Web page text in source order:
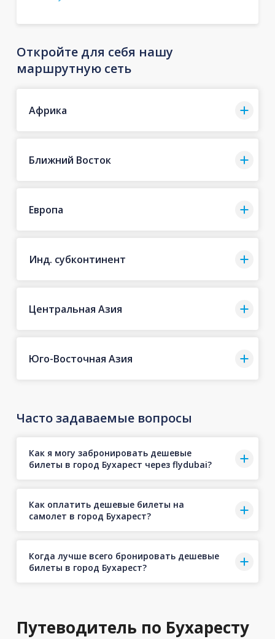
Откройте для себя нашу
маршрутную сеть
Африка
Ближний Восток
Европа
Инд. субконтинент
Центральная Азия
Юго-Восточная Азия
Часто задаваемые вопросы
Как я могу забронировать дешевые
билеты в город Бухарест через flydubai?
Как оплатить дешевые билеты на
самолет в город Бухарест?
Когда лучше всего бронировать дешевые
билеты в город Бухарест?
Путеводитель по Бухаресту